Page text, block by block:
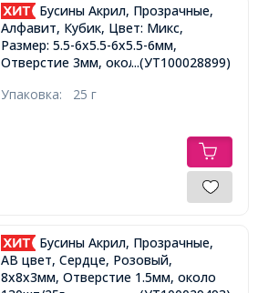
Бусины Акрил, Прозрачные,
Алфавит, Кубик, Цвет: Микс,
Размер: 5.5-6х5.5-6х5.5-6мм,
Отверстие 3мм, около 130шт/25г,
...(УТ100028899)
Упаковка: 25 г
Бусины Акрил, Прозрачные,
АВ цвет, Сердце, Розовый,
8х8х3мм, Отверстие 1.5мм, около